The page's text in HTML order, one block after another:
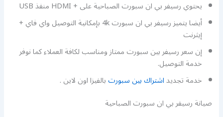
يحتوي رسيفر بي ان سبورت الصباحية على + HDMI منفذ USB
أيضا يتميز رسيفر بي ان سبورت 4k بإمكانية التوصيل واي فاي +
إيثرنت
إن سعر رسيفر بين سبورت ممتاز ومناسب لكافة العملاء كما نوفر
خدمة التوصيل.
خدمة تجديداشتراك بين سبورتبالفيزا اون لاين .
صيانة رسيفر بي ان سبورت الصباحية